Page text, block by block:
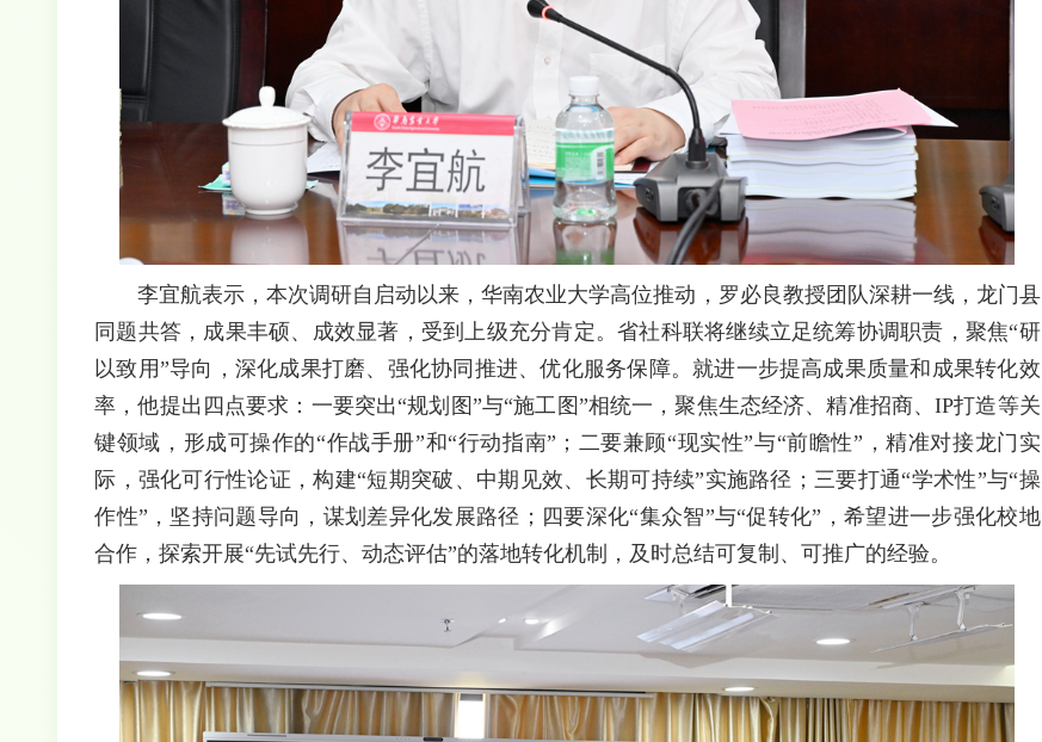
李宜航表示，本次调研自启动以来，华南农业大学高位推动，罗必良教授团队深耕一线，龙门县
同题共答，成果丰硕、成效显著，受到上级充分肯定。省社科联将继续立足统筹协调职责，聚焦“研
以致用”导向，深化成果打磨、强化协同推进、优化服务保障。就进一步提高成果质量和成果转化效
率，他提出四点要求：一要突出“规划图”与“施工图”相统一，聚焦生态经济、精准招商、IP打造等关
键领域，形成可操作的“作战手册”和“行动指南”；二要兼顾“现实性”与“前瞻性”，精准对接龙门实
际，强化可行性论证，构建“短期突破、中期见效、长期可持续”实施路径；三要打通“学术性”与“操
作性”，坚持问题导向，谋划差异化发展路径；四要深化“集众智”与“促转化”，希望进一步强化校地
合作，探索开展“先试先行、动态评估”的落地转化机制，及时总结可复制、可推广的经验。